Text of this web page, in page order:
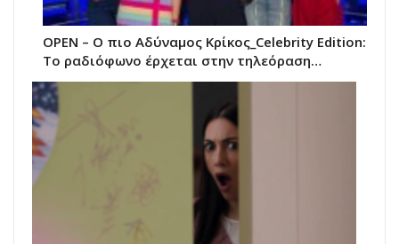
OPEN – Ο πιο Αδύναμος Κρίκος_Celebrity Edition:
Το ραδιόφωνο έρχεται στην τηλεόραση…